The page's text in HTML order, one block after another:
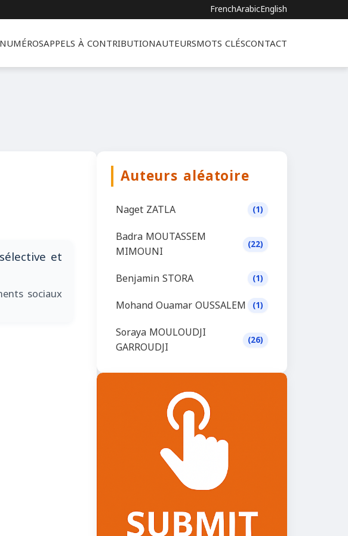
FrenchArabicEnglish
NUMÉROSAPPELS À CONTRIBUTIONAUTEURSMOTS CLÉSCONTACT
et
sociaux
Auteurs aléatoire
Naget ZATLA (1)
Badra MOUTASSEM
MIMOUNI
(22)
Benjamin STORA (1)
Mohand Ouamar OUSSALEM (1)
Soraya MOULOUDJI
GARROUDJI
(26)